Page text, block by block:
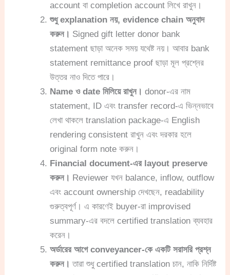
account বা completion account লিখে রাখুন।
শুধু explanation নয়, evidence chain অনুবাদ
করুন। Signed gift letter donor bank
statement ছাড়া অনেক সময় যথেষ্ট নয়। আবার bank
statement remittance proof ছাড়া মূল প্রশ্নের
উত্তর নাও দিতে পারে।
Name ও date মিলিয়ে রাখুন। donor-এর নাম
statement, ID এবং transfer record-এ ভিন্নভাবে
লেখা থাকলে translation package-এ English
rendering consistent রাখুন এবং দরকার হলে
original form note করুন।
Financial document-এর layout preserve
করুন। Reviewer যখন balance, inflow, outflow
এবং account ownership দেখছেন, readability
গুরুত্বপূর্ণ। এ কারণেই buyer-রা improvised
summary-এর বদলে certified translation ব্যবহার
করেন।
অর্ডারের আগে conveyancer-কে একটি সরাসরি প্রশ্ন
করুন। তারা শুধু certified translation চান, নাকি নির্দিষ্ট